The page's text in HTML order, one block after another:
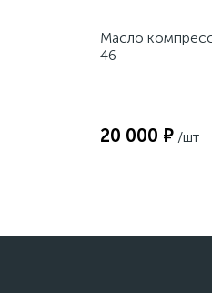
Масло
46
20 000 ₽ /шт